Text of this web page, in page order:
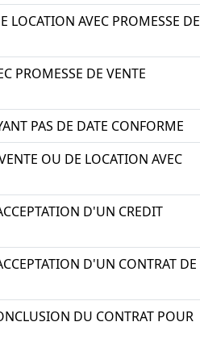
LOCATION AVEC PROMESSE DE
PROMESSE DE VENTE
PAS DE DATE CONFORME
OU DE LOCATION AVEC
D'UN CREDIT
D'UN CONTRAT DE
DU CONTRAT POUR